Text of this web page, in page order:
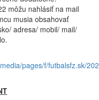
môžu nahlásiť na mail
musia obsahovať
adresa/ mobil/ mail/
pages/f/futbalsfz.sk/